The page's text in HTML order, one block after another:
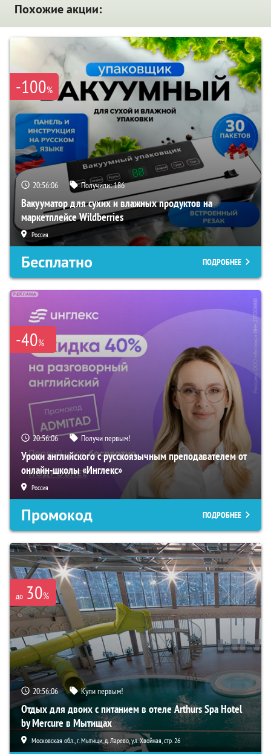
Похожие акции:
-100%
20:56:05 Получили:186
Вакууматор для сухих и влажных продуктов на
маркетплейсе Wildberries
Россия
Бесплатно ПОДРОБНЕЕ
-40%
20:56:05 Получи первым!
Уроки английского с русскоязычным преподавателем от
онлайн-школы «Инглекс»
Россия
Промокод ПОДРОБНЕЕ
до 30%
20:56:05 Купи первым!
Отдых для двоих с питанием в отеле Arthurs Spa Hotel
by Mercure в Мытищах
Московская обл., г. Мытищи, д. Ларево, ул. Хвойная, стр. 26